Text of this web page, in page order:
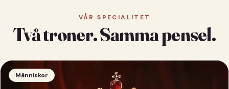
VÅR SPECIALITET
Två troner. Samma pensel.
Människor